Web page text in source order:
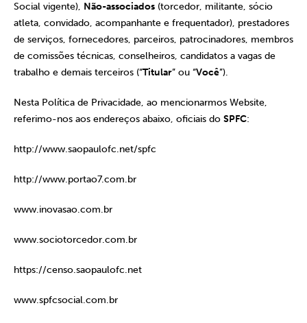
Social vigente), Não-associados (torcedor, militante, sócio
atleta, convidado, acompanhante e frequentador), prestadores
de serviços, fornecedores, parceiros, patrocinadores, membros
de comissões técnicas, conselheiros, candidatos a vagas de
trabalho e demais terceiros (“Titular” ou “Você”).
Nesta Política de Privacidade, ao mencionarmos Website,
referimo-nos aos endereços abaixo, oficiais do SPFC:
http://www.saopaulofc.net/spfc
http://www.portao7.com.br
www.inovasao.com.br
www.sociotorcedor.com.br
https://censo.saopaulofc.net
www.spfcsocial.com.br